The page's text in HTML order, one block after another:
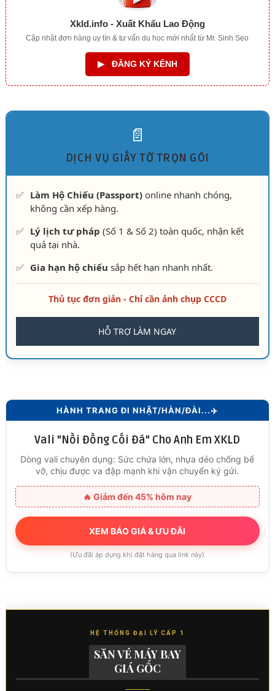
Xkld.info - Xuất Khẩu Lao Động
Cập nhật đơn hàng uy tín & tư vấn du học mới nhất từ Mr. Sinh Sẹo
▶ ĐĂNG KÝ KÊNH
📄
DỊCH VỤ GIẤY TỜ TRỌN GÓI
✅ Làm Hộ Chiếu (Passport)online nhanh chóng,
không cần xếp hàng.
✅ Lý lịch tư pháp (Số 1 & Số 2) toàn quốc, nhận kết
quả tại nhà.
✅ Gia hạn hộ chiếu sắp hết hạn nhanh nhất.
Thủ tục đơn giản - Chỉ cần ảnh chụp CCCD
HỖ TRỢ LÀM NGAY
HÀNH TRANG ĐI NHẬT/HÀN/ĐÀI...✈️
Vali "Nồi Đồng Cối Đá" Cho Anh Em XKLD
Dòng vali chuyên dụng: Sức chứa lớn, nhựa dẻo chống bể
vỡ, chịu được va đập mạnh khi vận chuyển ký gửi.
🔥 Giảm đến 45% hôm nay
XEM BÁO GIÁ & ƯU ĐÃI
(Ưu đãi áp dụng khi đặt hàng qua link này)
HỆ THỐNG ĐẠI LÝ CẤP 1
SĂN VÉ MÁY BAY
GIÁ GỐC